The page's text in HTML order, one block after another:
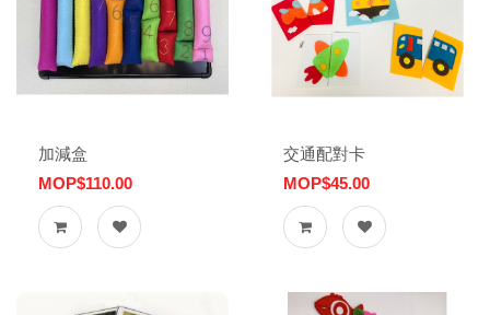
加減盒
MOP$110.00
交通配對卡
MOP$45.00